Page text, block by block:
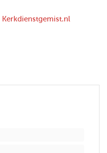
Kerkdienstgemist.nl